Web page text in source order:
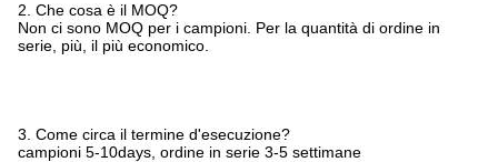
2. Che cosa è il MOQ?
Non ci sono MOQ per i campioni. Per la quantità di ordine in
serie, più, il più economico.
3. Come circa il termine d'esecuzione?
campioni 5-10days, ordine in serie 3-5 settimane